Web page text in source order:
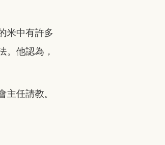
米中有許多
。他認為，
任請教。